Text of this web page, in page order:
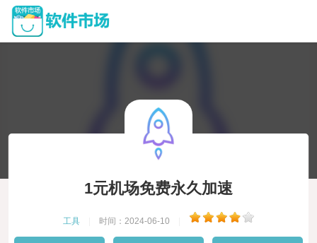
1元机场免费永久加速
工具 时间：2024-06-10